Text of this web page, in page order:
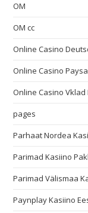
OM
OM cc
Online Casino
Online Casino
Online Casino
pages
Parhaat Nordea
Parimad Kasiino
Parimad Välismaa
Paynplay Kasiino